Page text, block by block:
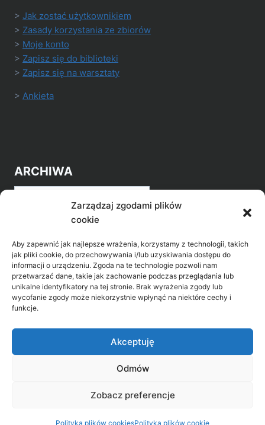
Zarządzaj zgodami plików
cookie
Aby zapewnić jak najlepsze wrażenia, korzystamy z technologii, takich
jak pliki cookie, do przechowywania i/lub uzyskiwania dostępu do
informacji o urządzeniu. Zgoda na te technologie pozwoli nam
przetwarzać dane, takie jak zachowanie podczas przeglądania lub
unikalne identyfikatory na tej stronie. Brak wyrażenia zgody lub
wycofanie zgody może niekorzystnie wpłynąć na niektóre cechy i
funkcje.
Akceptuję
Odmów
Zobacz preferencje
Polityka plików cookiesPolityka plików cookie
> Jak zostać użytkownikiem
> Zasady korzystania ze zbiorów
> Moje konto
> Zapisz się do biblioteki
> Zapisz się na warsztaty
> Ankieta
ARCHIWA
Archiwa
POZNAJ LEPIEJ NASZ REGION
>Gołdap Mazurski Zdrój
31, 19-500 Gołdap